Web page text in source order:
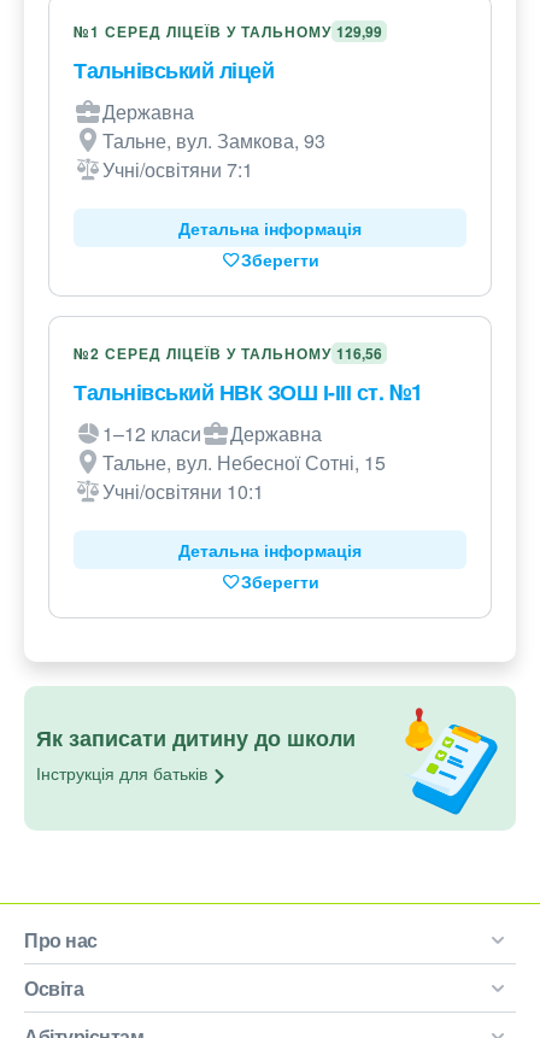
№1 СЕРЕД ЛІЦЕЇВ У ТАЛЬНОМУ 129,99
Тальнівський ліцей
Державна
Тальне, вул. Замкова, 93
Учні/освітяни 7:1
Детальна інформація
Зберегти
№2 СЕРЕД ЛІЦЕЇВ У ТАЛЬНОМУ 116,56
Тальнівський НВК ЗОШ І-ІІІ ст. №1
1–12 класи
Державна
Тальне, вул. Небесної Сотні, 15
Учні/освітяни 10:1
Детальна інформація
Зберегти
Як записати дитину до школи
Інструкція для батьків
Про нас
Освіта